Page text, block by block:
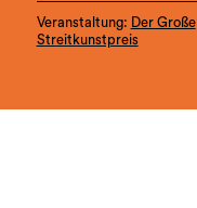
Veranstaltung: Der Große
Streitkunstpreis